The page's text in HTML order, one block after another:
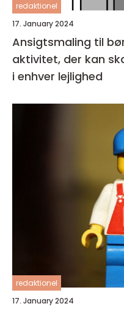
redaktionel
17. January 2024
Ansigtsmaling til
aktivitet, der kan
i enhver lejlighed
redaktionel
17. January 2024